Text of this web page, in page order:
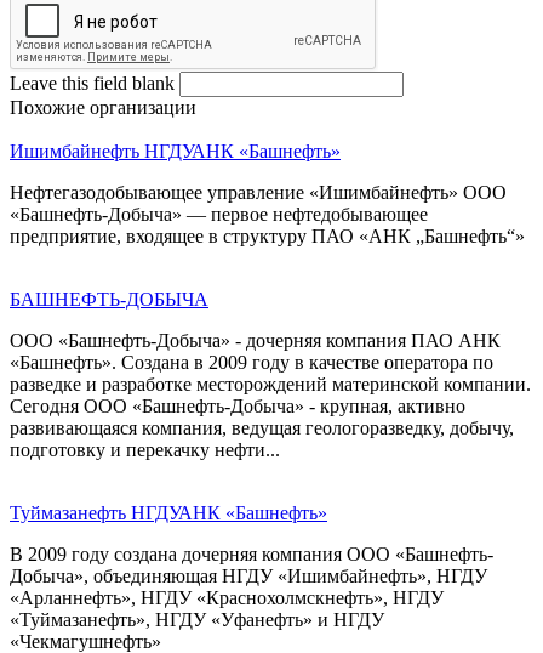
Leave this field blank
Похожие организации
Ишимбайнефть НГДУАНК «Башнефть»
Нефтегазодобывающее управление «Ишимбайнефть» ООО
«Башнефть-Добыча» — первое нефтедобывающее
предприятие, входящее в структуру ПАО «АНК „Башнефть“»
БАШНЕФТЬ-ДОБЫЧА
ООО «Башнефть-Добыча» - дочерняя компания ПАО АНК
«Башнефть». Создана в 2009 году в качестве оператора по
разведке и разработке месторождений материнской компании.
Сегодня ООО «Башнефть-Добыча» - крупная, активно
развивающаяся компания, ведущая геологоразведку, добычу,
подготовку и перекачку нефти...
Туймазанефть НГДУАНК «Башнефть»
В 2009 году создана дочерняя компания ООО «Башнефть-
Добыча», объединяющая НГДУ «Ишимбайнефть», НГДУ
«Арланнефть», НГДУ «Краснохолмскнефть», НГДУ
«Туймазанефть», НГДУ «Уфанефть» и НГДУ
«Чекмагушнефть»